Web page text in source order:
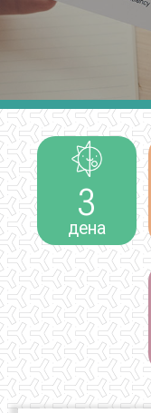
ИСТРАЖУВАЊА
ПРОЕКТИ
УСЛУГИ
КАТАЛОГ НА
ПОВИЦИ
3
дена